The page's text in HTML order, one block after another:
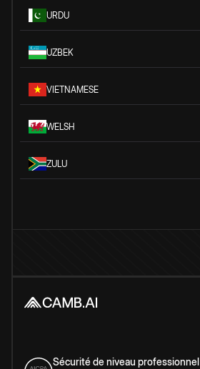
URDU
UZBEK
VIETNAMESE
WELSH
ZULU
Sécurité de niveau professionnel